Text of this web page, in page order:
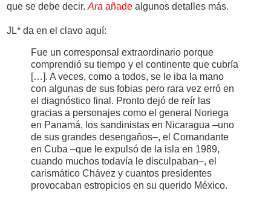
que se debe decir. Ara añade algunos detalles más.
JL* da en el clavo aquí:
Fue un corresponsal extraordinario porque
comprendió su tiempo y el continente que cubría
[…]. A veces, como a todos, se le iba la mano
con algunas de sus fobias pero rara vez erró en
el diagnóstico final. Pronto dejó de reír las
gracias a personajes como el general Noriega
en Panamá, los sandinistas en Nicaragua –uno
de sus grandes desengaños–, el Comandante
en Cuba –que le expulsó de la isla en 1989,
cuando muchos todavía le disculpaban–, el
carismático Chávez y cuantos presidentes
provocaban estropicios en su querido México.